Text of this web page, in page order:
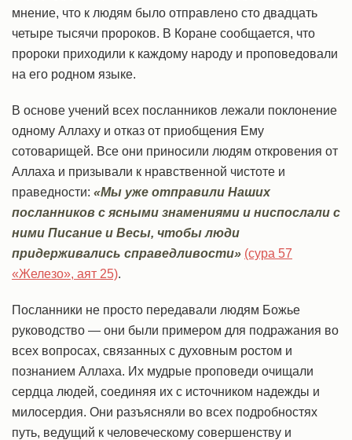
мнение, что к людям было отправлено сто двадцать
четыре тысячи пророков. В Коране сообщается, что
пророки приходили к каждому народу и проповедовали
на его родном языке.
В основе учений всех посланников лежали поклонение
одному Аллаху и отказ от приобщения Ему
сотоварищей. Все они приносили людям откровения от
Аллаха и призывали к нравственной чистоте и
праведности: «Мы уже отправили Наших
посланников с ясными знамениями и ниспослали с
ними Писание и Весы, чтобы люди
придерживались справедливости» (сура 57
«Железо», аят 25).
Посланники не просто передавали людям Божье
руководство — они были примером для подражания во
всех вопросах, связанных с духовным ростом и
познанием Аллаха. Их мудрые проповеди очищали
сердца людей, соединяя их с источником надежды и
милосердия. Они разъясняли во всех подробностях
путь, ведущий к человеческому совершенству и